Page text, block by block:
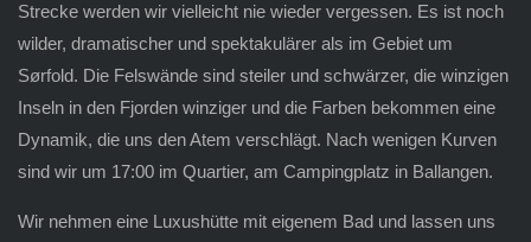
Strecke werden wir vielleicht nie wieder vergessen. Es ist noch
wilder, dramatischer und spektakulärer als im Gebiet um
Sørfold. Die Felswände sind steiler und schwärzer, die winzigen
Inseln in den Fjorden winziger und die Farben bekommen eine
Dynamik, die uns den Atem verschlägt. Nach wenigen Kurven
sind wir um 17:00 im Quartier, am Campingplatz in Ballangen.
Wir nehmen eine Luxushütte mit eigenem Bad und lassen uns